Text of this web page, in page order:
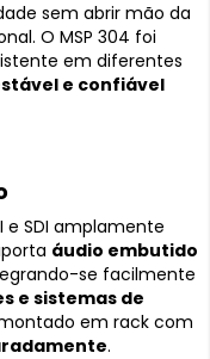
sem abrir mão da
O MSP 304 foi
em diferentes
e confiável
SDI amplamente
áudio embutido
se facilmente
e sistemas de
em rack com
.